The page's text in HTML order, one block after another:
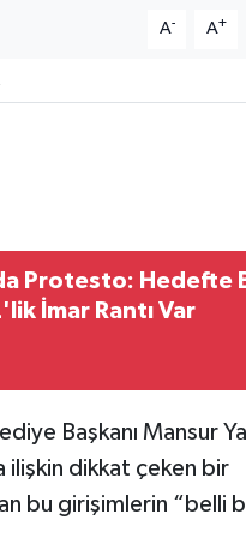
A- A+
Protesto: Hedefte
İmar Rantı Var
Başkanı Mansur
ilişkin dikkat çeken bir
bu girişimlerin “belli